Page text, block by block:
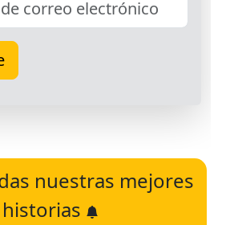
nuestras mejores
historias